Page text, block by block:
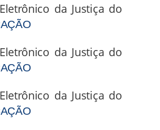
da Justiça do
da Justiça do
da Justiça do